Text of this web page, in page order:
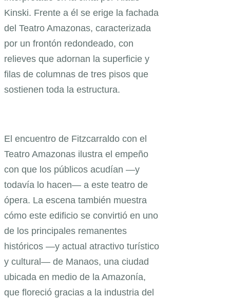
Kinski. Frente a él se erige la fachada
del Teatro Amazonas, caracterizada
por un frontón redondeado, con
relieves que adornan la superficie y
filas de columnas de tres pisos que
sostienen toda la estructura.
El encuentro de Fitzcarraldo con el
Teatro Amazonas ilustra el empeño
con que los públicos acudían —y
todavía lo hacen— a este teatro de
ópera. La escena también muestra
cómo este edificio se convirtió en uno
de los principales remanentes
históricos —y actual atractivo turístico
y cultural— de Manaos, una ciudad
ubicada en medio de la Amazonía,
que floreció gracias a la industria del